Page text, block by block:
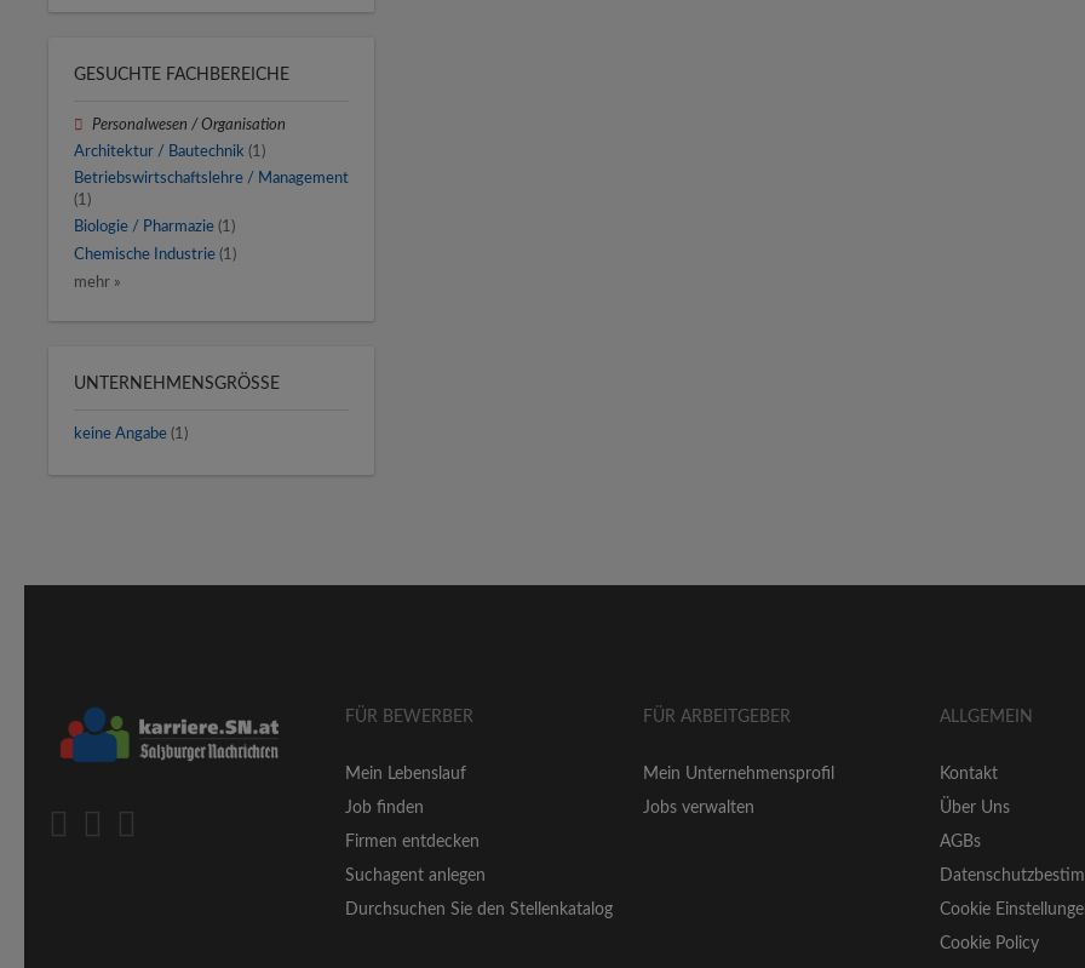
GESUCHTE FACHBEREICHE
Personalwesen / Organisation
Architektur / Bautechnik (1)
Betriebswirtschaftslehre / Management
(1)
Biologie / Pharmazie (1)
Chemische Industrie (1)
mehr »
UNTERNEHMENSGRÖSSE
keine Angabe (1)
FÜR BEWERBER
Mein Lebenslauf
Job finden
Firmen entdecken
Suchagent anlegen
Durchsuchen Sie den Stellenkatalog
FÜR ARBEITGEBER
Mein Unternehmensprofil
Jobs verwalten
ALLGEMEIN
Kontakt
Über Uns
AGBs
Cookie
Cookie Policy